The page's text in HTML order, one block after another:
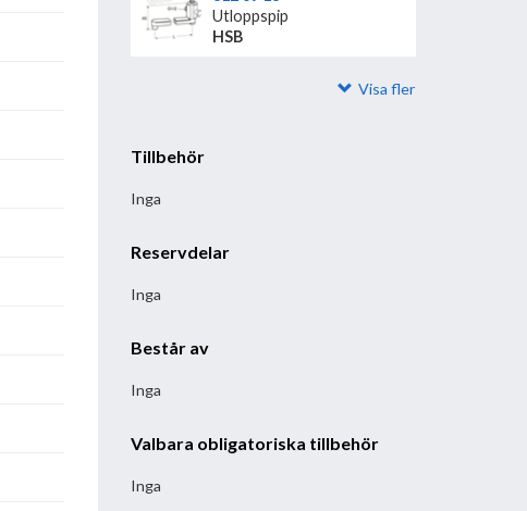
Utloppspip
HSB
Visa fler
Tillbehör
Inga
Reservdelar
Inga
Består av
Inga
Valbara obligatoriska tillbehör
Inga